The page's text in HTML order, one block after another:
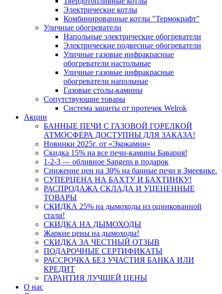
Электрические котлы
Комбинированные котлы "Термокрафт"
Уличные обогреватели
Напольные электрические обогреватели
Электрические подвесные обогреватели
Уличные газовые инфракрасные
обогреватели настольные
Уличные газовые инфракрасные
обогреватели напольные
Газовые столы-камины
Сопутствующие товары
Система защиты от протечек Welrok
Акции
БАННЫЕ ПЕЧИ С ГАЗОВОЙ ГОРЕЛКОЙ
АТМОСФЕРА ДОСТУПНЫ ДЛЯ ЗАКАЗА!
Новинки 2025г. от «Экокамин»
Скидка 15% на все печи-камины Бавария!
1-2-3 — обливное Sangens в подарок
Снижение цен на 30% на банные печи в Змеевике.
СУПЕРЦЕНА НА БАХТУ И БАХТИНКУ!
РАСПРОДАЖА СКЛАДА И УЦЕНЕННЫЕ
ТОВАРЫ
СКИДКА 25% на дымоходы из оцинкованной
стали!
СКИДКА НА ДЫМОХОДЫ
Жаркие цены на дымоходы!
СКИДКА ЗА ЧЕСТНЫЙ ОТЗЫВ
ПОДАРОЧНЫЕ СЕРТИФИКАТЫ
РАССРОЧКА БЕЗ УЧАСТИЯ БАНКА ИЛИ
КРЕДИТ
ГАРАНТИЯ ЛУЧШЕЙ ЦЕНЫ
О нас